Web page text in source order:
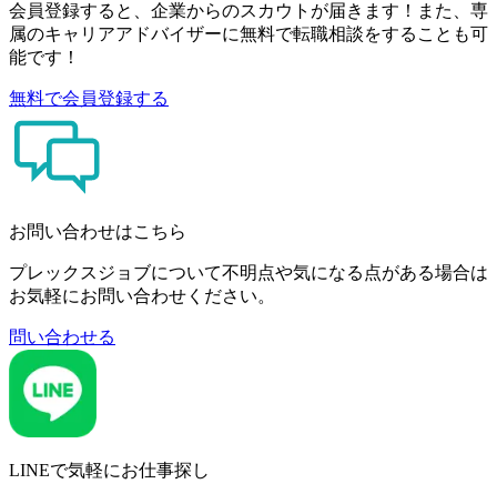
会員登録すると、企業からのスカウトが届きます！また、専
属のキャリアアドバイザーに無料で転職相談をすることも可
能です！
無料で会員登録する
お問い合わせはこちら
プレックスジョブについて不明点や気になる点がある場合は
お気軽にお問い合わせください。
問い合わせる
LINEで気軽にお仕事探し